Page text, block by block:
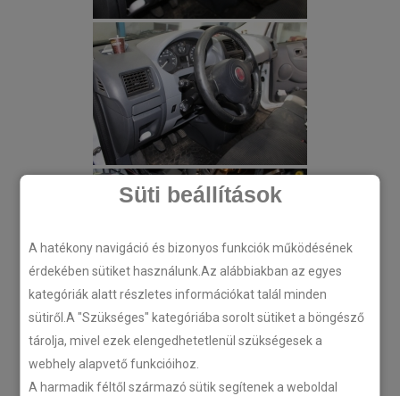
Süti beállítások
A hatékony navigáció és bizonyos funkciók működésének
érdekében sütiket használunk.Az alábbiakban az egyes
kategóriák alatt részletes információkat talál minden
sütiről.A "Szükséges" kategóriába sorolt sütiket a böngésző
tárolja, mivel ezek elengedhetetlenül szükségesek a
webhely alapvető funkcióihoz.
A harmadik féltől származó sütik segítenek a weboldal